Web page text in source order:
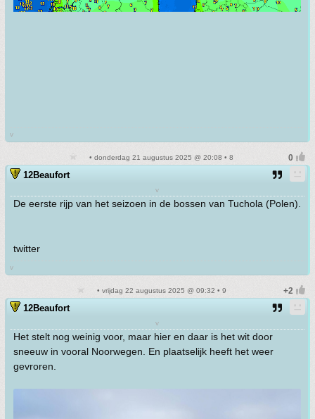
v
• donderdag 21 augustus 2025 @ 20:08 • 8
12Beaufort
v
De eerste rijp van het seizoen in de bossen van Tuchola (Polen).
twitter
v
• vrijdag 22 augustus 2025 @ 09:32 • 9
12Beaufort
v
Het stelt nog weinig voor, maar hier en daar is het wit door
sneeuw in vooral Noorwegen. En plaatselijk heeft het weer
gevroren.